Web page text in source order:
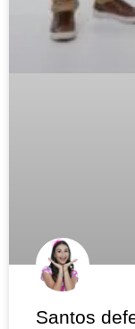
Santos